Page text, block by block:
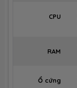
CPU
RAM
Ổ cứng